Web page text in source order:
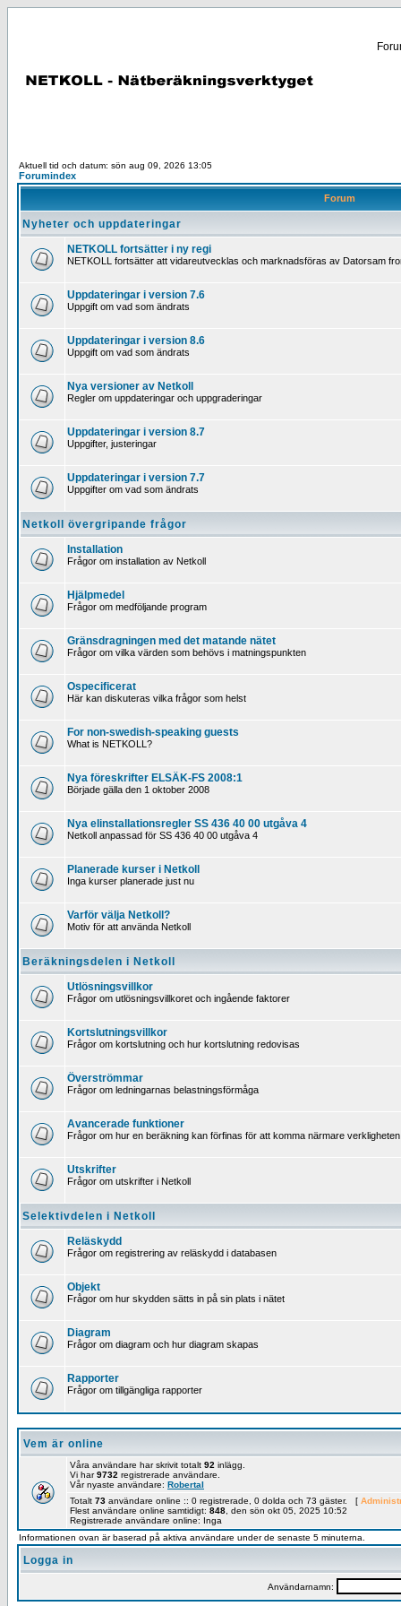
Aktuell tid och datum: sön aug 09, 2026 13:05
Forumindex
Forum
Nyheter och uppdateringar
NETKOLL fortsätter i ny regi
NETKOLL fortsätter att vidareutvecklas och marknadsföras av Datorsam
Uppdateringar i version 7.6
Uppgift om vad som ändrats
Uppdateringar i version 8.6
Uppgift om vad som ändrats
Nya versioner av Netkoll
Regler om uppdateringar och uppgraderingar
Uppdateringar i version 8.7
Uppgifter, justeringar
Uppdateringar i version 7.7
Uppgifter om vad som ändrats
Netkoll övergripande frågor
Installation
Frågor om installation av Netkoll
Hjälpmedel
Frågor om medföljande program
Gränsdragningen med det matande nätet
Frågor om vilka värden som behövs i matningspunkten
Ospecificerat
Här kan diskuteras vilka frågor som helst
For non-swedish-speaking guests
What is NETKOLL?
Nya föreskrifter ELSÄK-FS 2008:1
Började gälla den 1 oktober 2008
Nya elinstallationsregler SS 436 40 00 utgåva 4
Netkoll anpassad för SS 436 40 00 utgåva 4
Planerade kurser i Netkoll
Inga kurser planerade just nu
Varför välja Netkoll?
Motiv för att använda Netkoll
Beräkningsdelen i Netkoll
Utlösningsvillkor
Frågor om utlösningsvillkoret och ingående faktorer
Kortslutningsvillkor
Frågor om kortslutning och hur kortslutning redovisas
Överströmmar
Frågor om ledningarnas belastningsförmåga
Avancerade funktioner
Frågor om hur en beräkning kan förfinas för att komma närmare verkligheten
Utskrifter
Frågor om utskrifter i Netkoll
Selektivdelen i Netkoll
Reläskydd
Frågor om registrering av reläskydd i databasen
Objekt
Frågor om hur skydden sätts in på sin plats i nätet
Diagram
Frågor om diagram och hur diagram skapas
Rapporter
Frågor om tillgängliga rapporter
Vem är online
Våra användare har skrivit totalt 92 inlägg.
Vi har9732 registrerade användare.
Vår nyaste användare: RobertaI
Totalt 73 användare online :: 0 registrerade, 0 dolda och 73 gäster. [
Flest användare online samtidigt: 848 , den sön okt 05, 2025 10:52
Registrerade användare online: Inga
Informationen ovan är baserad på aktiva användare under de senaste 5 minuterna.
Logga in
Användarnamn: